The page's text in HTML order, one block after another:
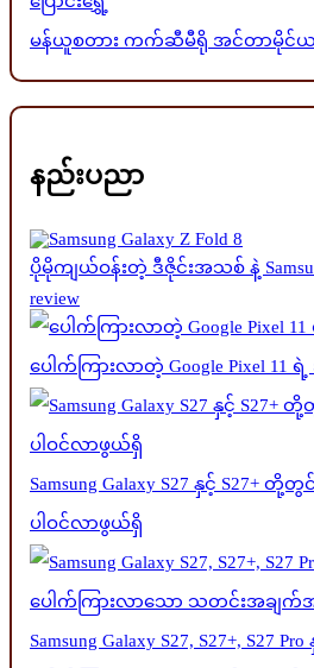
မန်ယူစတား ကက်ဆီမီရို အင်တာမိုင်ယာ
နည်းပညာ
ပိုမိုကျယ်ဝန်းတဲ့ ဒီဇိုင်းအသစ် နဲ့
review
ပေါက်ကြားလာတဲ့ Google Pixel
Samsung Galaxy S27 နှင့် S27+ တို့
ပါဝင်လာဖွယ်ရှိ
Samsung Galaxy S27, S27+, S27